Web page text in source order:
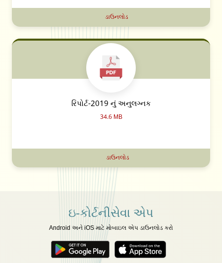
ડાઉનલોડ
રિપોર્ટ-2019 નું અનુલગ્નક
34.6 MB
ડાઉનલોડ
ઇ-કોર્ટનીસેવા એપ
Android અને iOS માટે મોબાઇલ એપ ડાઉનલોડ કરો